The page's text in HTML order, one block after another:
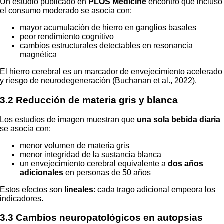
Un estudio publicado en PLOS Medicine encontró que incluso
el consumo moderado se asocia con:
mayor acumulación de hierro en ganglios basales
peor rendimiento cognitivo
cambios estructurales detectables en resonancia
magnética
El hierro cerebral es un marcador de envejecimiento acelerado
y riesgo de neurodegeneración (Buchanan et al., 2022).
3.2 Reducción de materia gris y blanca
Los estudios de imagen muestran que una sola bebida diaria
se asocia con:
menor volumen de materia gris
menor integridad de la sustancia blanca
un envejecimiento cerebral equivalente a dos años
adicionales en personas de 50 años
Estos efectos son lineales: cada trago adicional empeora los
indicadores.
3.3 Cambios neuropatológicos en autopsias